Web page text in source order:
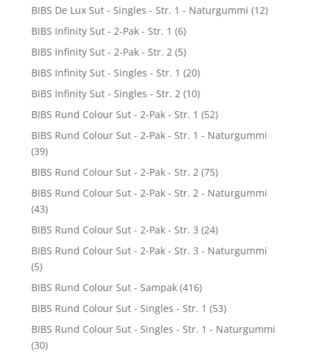
BIBS De Lux Sut - Singles - Str. 1 - Naturgummi (12)
BIBS Infinity Sut - 2-Pak - Str. 1 (6)
BIBS Infinity Sut - 2-Pak - Str. 2 (5)
BIBS Infinity Sut - Singles - Str. 1 (20)
BIBS Infinity Sut - Singles - Str. 2 (10)
BIBS Rund Colour Sut - 2-Pak - Str. 1 (52)
BIBS Rund Colour Sut - 2-Pak - Str. 1 - Naturgummi
(39)
BIBS Rund Colour Sut - 2-Pak - Str. 2 (75)
BIBS Rund Colour Sut - 2-Pak - Str. 2 - Naturgummi
(43)
BIBS Rund Colour Sut - 2-Pak - Str. 3 (24)
BIBS Rund Colour Sut - 2-Pak - Str. 3 - Naturgummi
(5)
BIBS Rund Colour Sut - Sampak (416)
BIBS Rund Colour Sut - Singles - Str. 1 (53)
BIBS Rund Colour Sut - Singles - Str. 1 - Naturgummi
(30)